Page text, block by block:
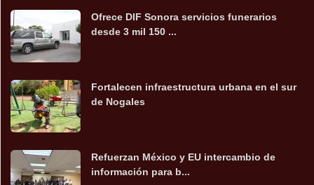
Ofrece DIF Sonora servicios funerarios
desde 3 mil 150 ...
Fortalecen infraestructura urbana en el sur
de Nogales
Refuerzan México y EU intercambio de
información para b...